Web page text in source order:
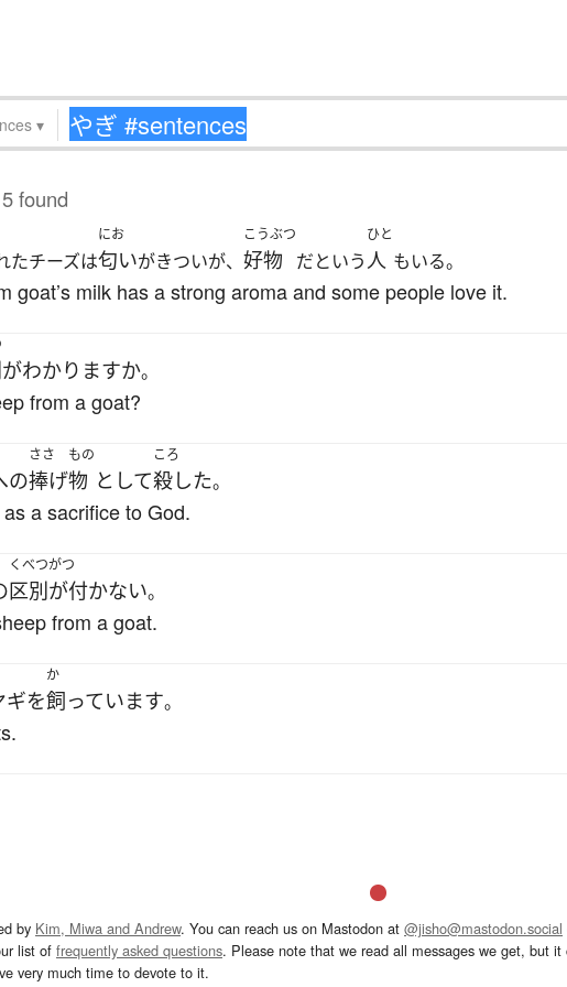
▾
found
たチーズは
にお
匂いがきついが、
こうぶつ
好物 だという
ひと
人 もいる。
goat’s milk has a strong aroma and some people love it.
がわかりますか。
from a goat?
の
ささ
捧げ
もの
物 として
ころ
殺した。
a sacrifice to God.
くべつがつ
区別が付かない。
from a goat.
ギを
か
飼っています。
by Kim, Miwa and Andrew. You can reach us on Mastodon at @jisho@mastodon.social
list of frequently asked questions. Please note that we read all messages we get, but
very much time to devote to it.